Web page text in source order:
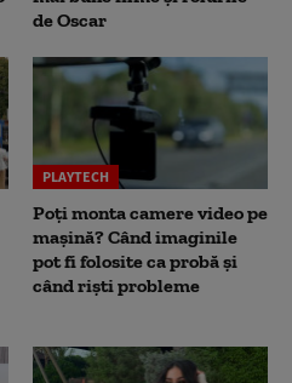
de Oscar
PLAYTECH
Poți monta camere video pe
mașină? Când imaginile
pot fi folosite ca probă și
când riști probleme